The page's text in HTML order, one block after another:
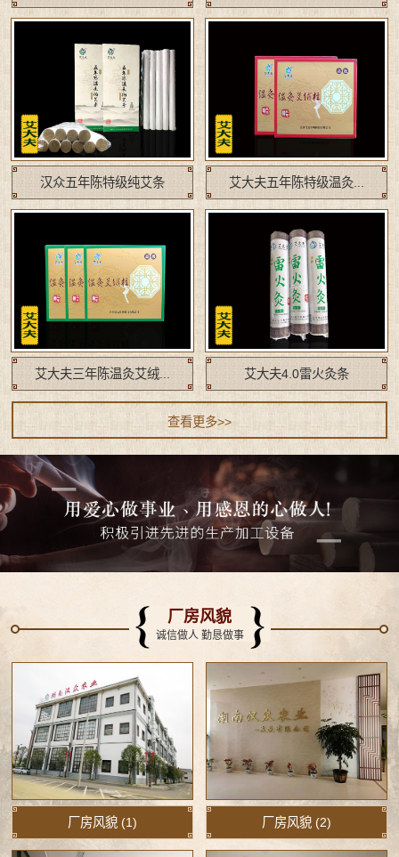
汉众五年陈特级纯艾条 艾大夫五年陈特级温灸...
艾大夫三年陈温灸艾绒... 艾大夫4.0雷火灸条
查看更多>>
厂房风貌
诚信做人 勤恳做事
厂房风貌 (1) 厂房风貌 (2)